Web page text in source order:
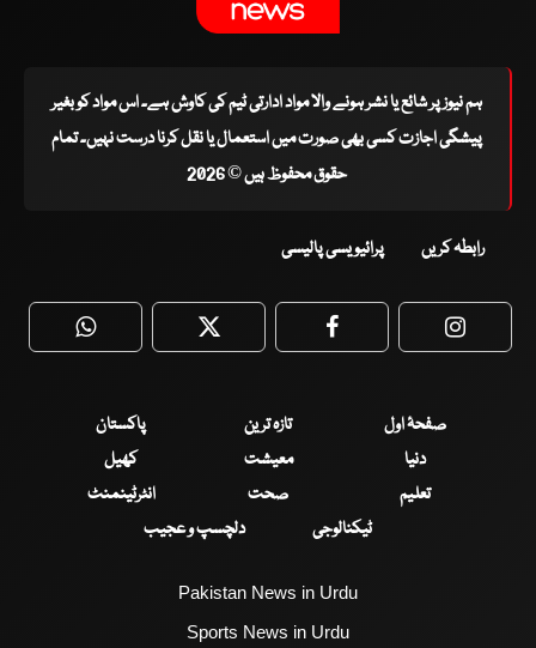
ہم نیوز پر شائع یا نشر ہونے والا مواد ادارتی ٹیم کی کاوش ہے۔ اس مواد کو بغیر
پیشگی اجازت کسی بھی صورت میں استعمال یا نقل کرنا درست نہیں۔ تمام
حقوق محفوظ ہیں © 2026
رابطہ کریں پرائیویسی پالیسی
WhatsApp Twitter Facebook
صفحۂ اول تازہ ترین
پاکستان
دنیا
معیشت
کھیل
تعلیم
صحت
انٹرٹینمنٹ
ٹیکنالوجی
دلچسپ و عجیب
Pakistan News in Urdu
Sports News in Urdu